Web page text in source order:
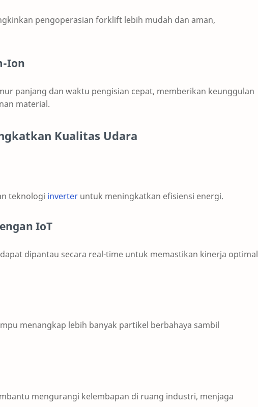
pengoperasian forklift lebih mudah dan aman,
Ion
panjang dan waktu pengisian cepat, memberikan keunggulan
material.
Kualitas Udara
teknologi inverter untuk meningkatkan efisiensi energi.
IoT
dipantau secara real-time untuk memastikan kinerja optimal
menangkap lebih banyak partikel berbahaya sambil
mengurangi kelembapan di ruang industri, menjaga